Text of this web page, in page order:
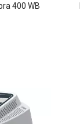
400 WB